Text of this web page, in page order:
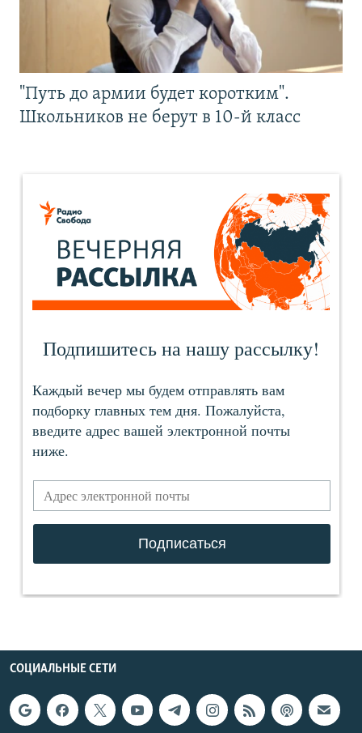
"Путь до армии будет коротким".
Школьников не берут в 10-й класс
СОЦИАЛЬНЫЕ СЕТИ